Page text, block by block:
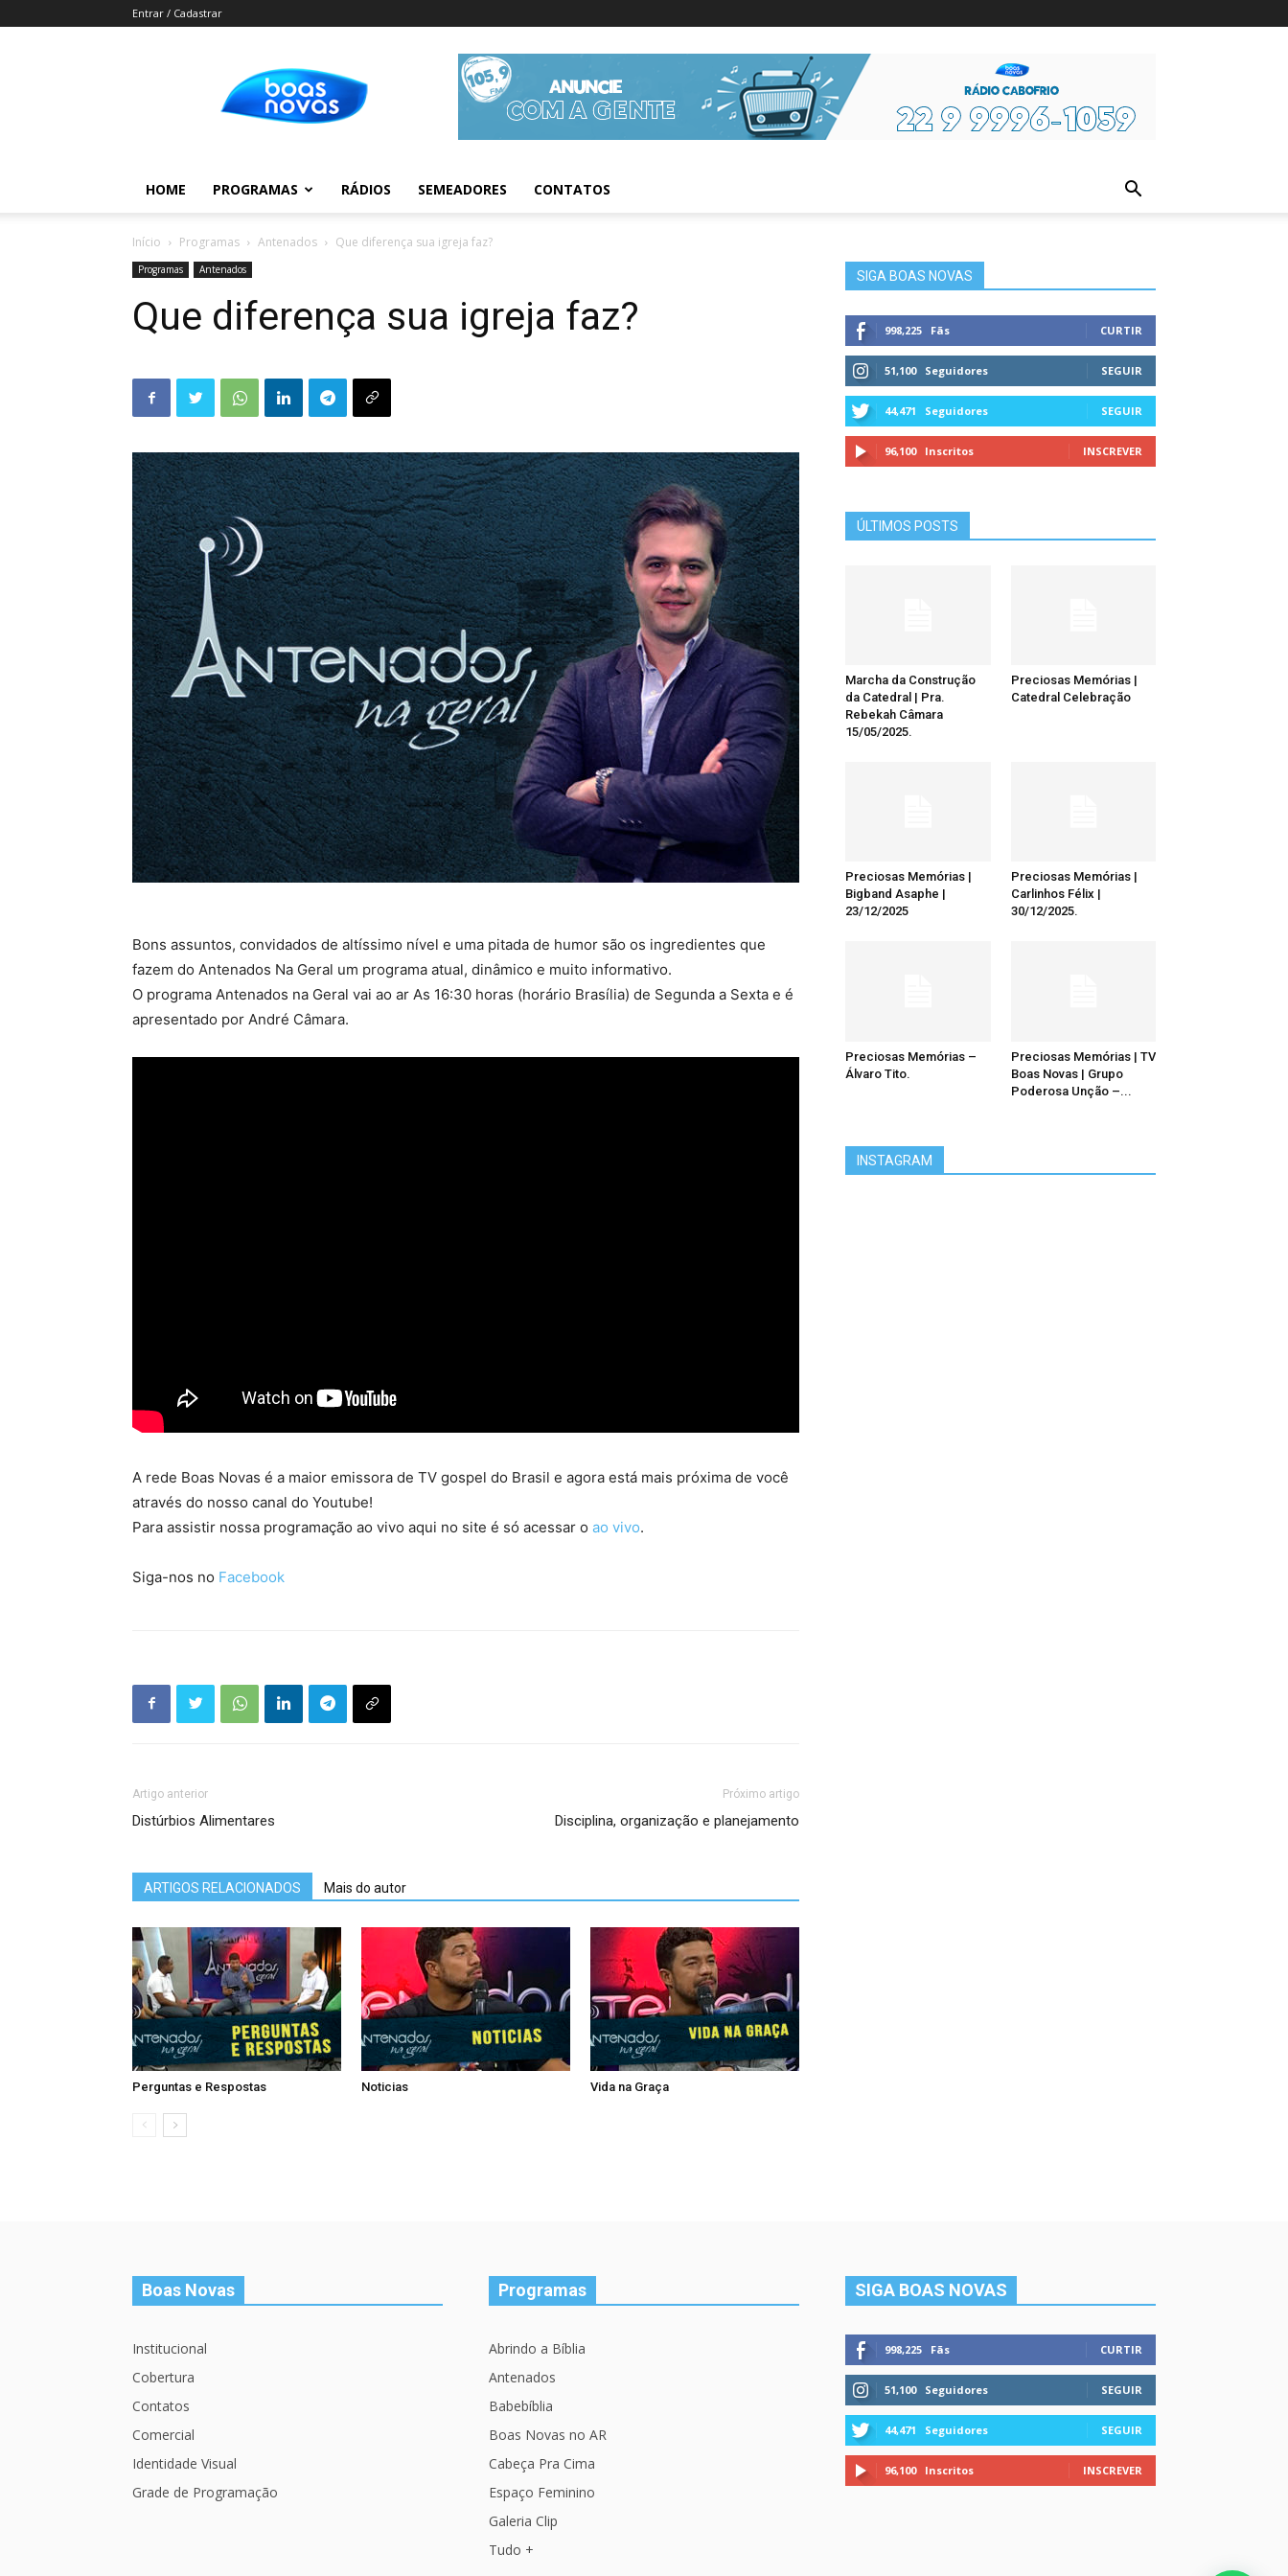
Entrar / Cadastrar
Novas
Informações da Figura
HOME PROGRAMAS RÁDIOS SEMEADORES CONTATOS
Início Programas Antenados Que diferença sua igreja faz?
Programas Antenados
Que diferença sua igreja faz?
Bons assuntos, convidados de altíssimo nível e uma pitada de humor são os ingredientes que
fazem do Antenados Na Geral um programa atual, dinâmico e muito informativo.
O programa Antenados na Geral vai ao ar As 16:30 horas (horário Brasília) de Segunda a Sexta e é
apresentado por André Câmara.
A rede Boas Novas é a maior emissora de TV gospel do Brasil e agora está mais próxima de você
através do nosso canal do Youtube!
Para assistir nossa programação ao vivo aqui no site é só acessar o ao vivo.
Siga-nos no Facebook
Artigo anterior
Distúrbios Alimentares
Próximo artigo
Disciplina, organização e planejamento
ARTIGOS RELACIONADOS Mais do autor
Perguntas e Respostas Noticias Vida na Graça
SIGA BOAS NOVAS
998,225 Fãs CURTIR
51,100 Seguidores SEGUIR
44,471 Seguidores SEGUIR
96,100 Inscritos INSCREVER
ÚLTIMOS POSTS
Marcha da Construção
da Catedral | Pra.
Rebekah Câmara
15/05/2025.
Preciosas Memórias |
Catedral Celebração
Preciosas Memórias |
Bigband Asaphe |
23/12/2025
Preciosas Memórias |
Carlinhos Félix |
30/12/2025.
Preciosas Memórias –
Álvaro Tito.
Preciosas Memórias | TV
Boas Novas | Grupo
Poderosa Unção –...
INSTAGRAM
Boas Novas
Institucional
Cobertura
Contatos
Comercial
Identidade Visual
Grade de Programação
Programas
Abrindo a Bíblia
Antenados
Babebíblia
Boas Novas no AR
Cabeça Pra Cima
Espaço Feminino
Galeria Clip
Tudo +
SIGA BOAS NOVAS
998,225 Fãs CURTIR
51,100 Seguidores SEGUIR
44,471 Seguidores SEGUIR
96,100 Inscritos INSCREVER